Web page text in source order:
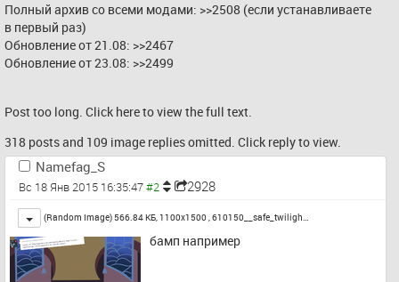
Полный архив со всеми модами: >>2508 (если устанавливаете
в первый раз)
Обновление от 21.08: >>2467
Обновление от 23.08: >>2499
Post too long. Click here to view the full text.
318 posts and 109 image replies omitted. Click reply to view.
Namefag_S
Вс 18 Янв 2015 16:35:47 2928
Toggle
(Random Image) 566.84 КБ, 1100x1500 ,610150__safe_twiligh…
бамп например